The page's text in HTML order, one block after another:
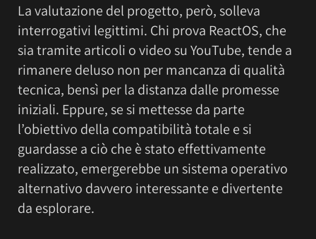
La valutazione del progetto, però, solleva
interrogativi legittimi. Chi prova ReactOS, che
sia tramite articoli o video su YouTube, tende a
rimanere deluso non per mancanza di qualità
tecnica, bensì per la distanza dalle promesse
iniziali. Eppure, se si mettesse da parte
l’obiettivo della compatibilità totale e si
guardasse a ciò che è stato effettivamente
realizzato, emergerebbe un sistema operativo
alternativo davvero interessante e divertente
da esplorare.